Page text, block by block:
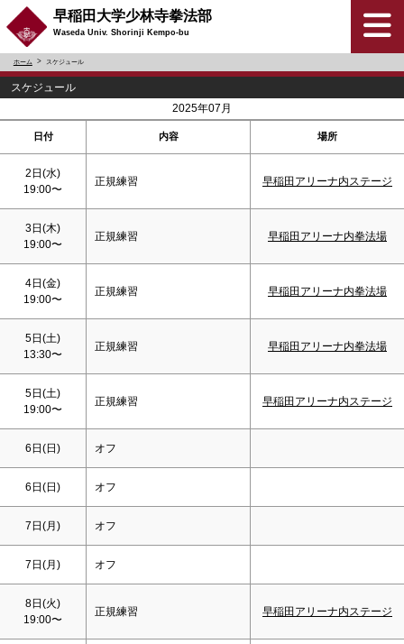
早稲田大学少林寺拳法部
Waseda Univ. Shorinji Kempo-bu
ホーム スケジュール
スケジュール
2025年07月
日付 内容 場所
2日(水)
19:00〜
正規練習 早稲田アリーナ内ステージ
3日(木)
19:00〜
正規練習 早稲田アリーナ内拳法場
4日(金)
19:00〜
正規練習 早稲田アリーナ内拳法場
5日(土)
13:30〜
正規練習 早稲田アリーナ内拳法場
5日(土)
19:00〜
正規練習 早稲田アリーナ内ステージ
6日(日) オフ
6日(日) オフ
7日(月) オフ
7日(月) オフ
8日(火)
19:00〜
正規練習 早稲田アリーナ内ステージ